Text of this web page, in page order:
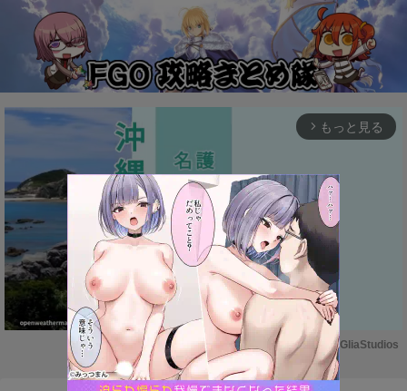
arrow_forward_ios もっと見る
M
Powered by GliaStudios